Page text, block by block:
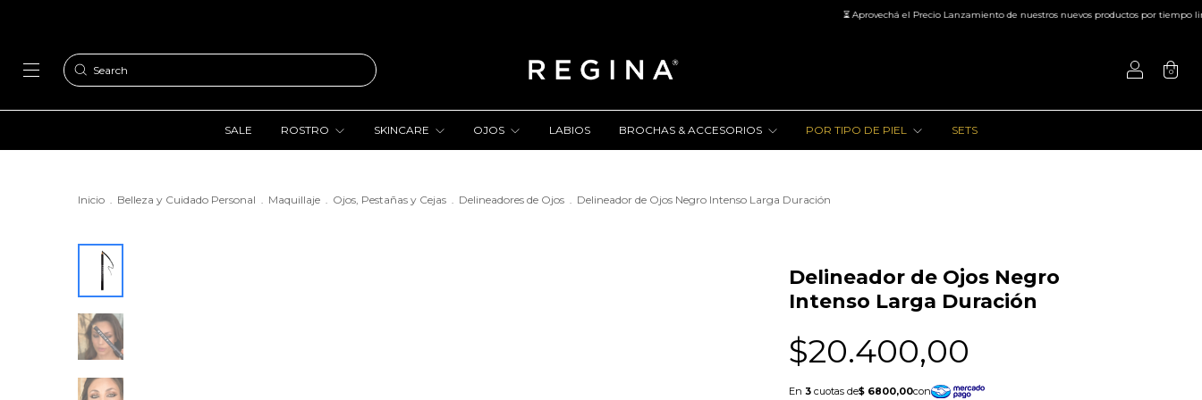
⏳ Aprovechá el Precio Lanzamiento de nuestros nuevos productos por tiempo
0
SALE ROSTRO SKINCARE OJOS LABIOS BROCHAS & ACCESORIOS POR TIPO DE PIEL SETS
Inicio . Belleza y Cuidado Personal . Maquillaje . Ojos, Pestañas y Cejas . Delineadores de Ojos . Delineador de Ojos Negro Intenso Larga Duración
Delineador de Ojos Negro
Intenso Larga Duración
$20.400,00